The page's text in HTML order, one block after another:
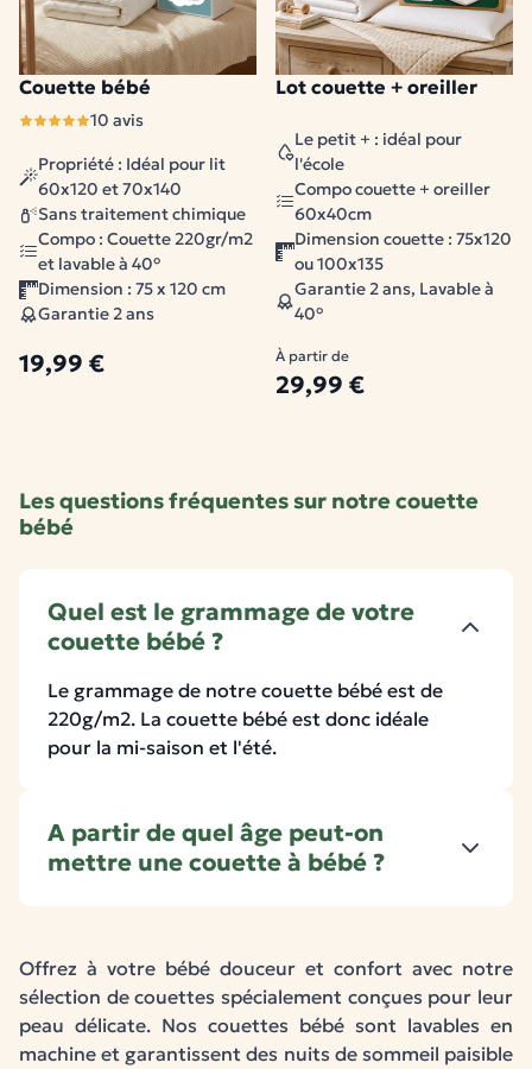
Couette bébé
10 avis
Propriété : Idéal pour lit
60x120 et 70x140
Sans traitement chimique
Compo : Couette 220gr/m2
et lavable à 40°
Dimension : 75 x 120 cm
Garantie 2 ans
19,99 €
Lot couette + oreiller
Le petit + : idéal pour
l'école
Compo couette + oreiller
60x40cm
Dimension couette : 75x120
ou 100x135
Garantie 2 ans, Lavable à
40°
À partir de
29,99 €
1 modèle disponible
Les questions fréquentes sur notre couette
bébé
Quel est le grammage de votre
couette bébé ?
Le grammage de notre couette bébé est de
220g/m2. La couette bébé est donc idéale
pour la mi-saison et l'été.
A partir de quel âge peut-on
mettre une couette à bébé ?
Offrez à votre bébé douceur et confort avec notre
sélection de couettes spécialement conçues pour leur
peau délicate. Nos couettes bébé sont lavables en
machine et garantissent des nuits de sommeil paisible